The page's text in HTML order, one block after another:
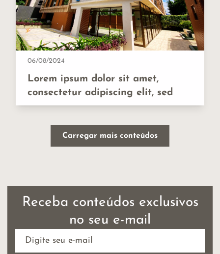
06/08/2024
Lorem ipsum dolor sit amet,
consectetur adipiscing elit, sed
Carregar mais conteúdos
Receba conteúdos exclusivos
no seu e-mail